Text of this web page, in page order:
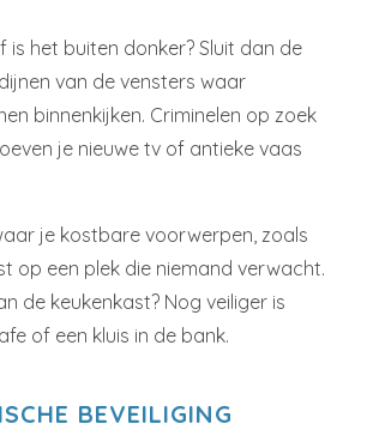
is het buiten donker? Sluit dan de
van de vensters waar
binnenkijken. Criminelen op zoek
je nieuwe tv of antieke vaas
je kostbare voorwerpen, zoals
op een plek die niemand verwacht.
de keukenkast? Nog veiliger is
of een kluis in de bank.
BEVEILIGING